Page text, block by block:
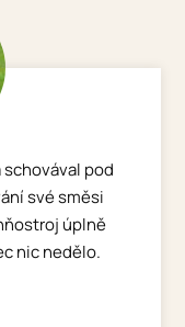
schovával pod
své směsi
úplně
nic nedělo.